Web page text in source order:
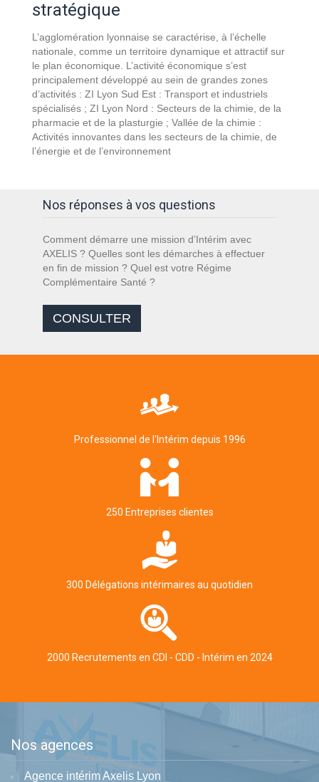
stratégique
L’agglomération lyonnaise se caractérise, à l’échelle
nationale, comme un territoire dynamique et attractif sur
le plan économique. L’activité économique s’est
principalement développé au sein de grandes zones
d’activités : ZI Lyon Sud Est : Transport et industriels
spécialisés ; ZI Lyon Nord : Secteurs de la chimie, de la
pharmacie et de la plasturgie ; Vallée de la chimie :
Activités innovantes dans les secteurs de la chimie, de
l’énergie et de l’environnement
Nos réponses à vos questions
Comment démarre une mission d’Intérim avec
AXELIS ? Quelles sont les démarches à effectuer
en fin de mission ? Quel est votre Régime
Complémentaire Santé ?
CONSULTER
Professionnel de l'Intérim depuis 1996
250 Entreprises clientes
300 Délégations intérimaires au quotidien
2000 Recrutements en CDI - CDD - Intérim en 2024
Nos agences
Agence intérim Axelis Lyon